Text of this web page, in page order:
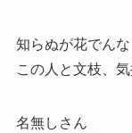
知らぬが花でんな
この人と文枝、気
名無しさん